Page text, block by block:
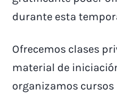
durante esta
Ofrecemos clases
material de
organizamos